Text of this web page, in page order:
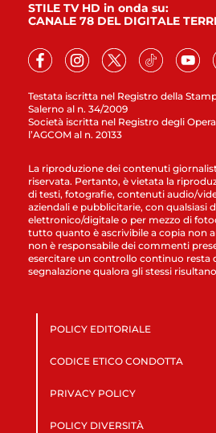
Testata iscritta nel Registro della
Salerno al n. 34/2009
Società iscritta nel Registro degli
l’AGCOM al n. 20133
STILE TV HD in onda su:
CANALE 78 DEL DIGITALE
La riproduzione dei contenuti
riservata. Pertanto, è vietata la
di testi, fotografie, contenuti audio/
aziendali e pubblicitarie, con qualsiasi
elettronico/digitale o per mezzo di
tutto quanto è ascrivibile a copia non
non è responsabile dei commenti
esercitare un controllo continuo resta
segnalazione qualora gli stessi
POLICY EDITORIALE
CODICE ETICO CONDOTTA
PRIVACY POLICY
POLICY DIVERSITÀ